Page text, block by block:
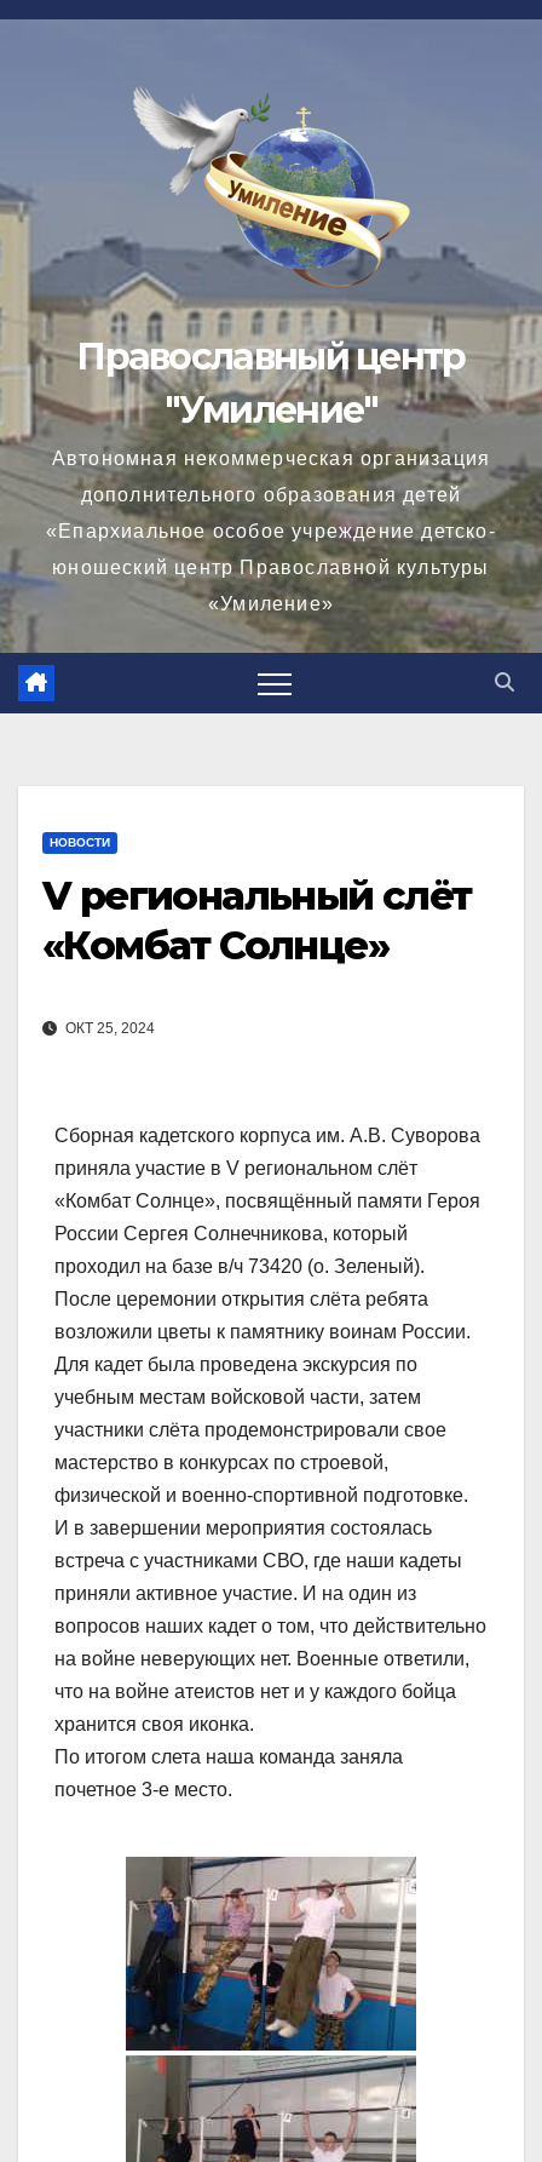
Перейти
Православный центр
"Умиление"
Автономная некоммерческая организация
дополнительного образования детей
«Епархиальное особое учреждение детско-
юношеский центр Православной культуры
«Умиление»
НОВОСТИ
V региональный слёт
«Комбат Солнце»
ОКТ 25, 2024
Сборная кадетского корпуса им. А.В. Суворова
приняла участие в V региональном слёт
«Комбат Солнце», посвящённый памяти Героя
России Сергея Солнечникова, который
проходил на базе в/ч 73420 (о. Зеленый).
После церемонии открытия слёта ребята
возложили цветы к памятнику воинам России.
Для кадет была проведена экскурсия по
учебным местам войсковой части, затем
участники слёта продемонстрировали свое
мастерство в конкурсах по строевой,
физической и военно-спортивной подготовке.
И в завершении мероприятия состоялась
встреча с участниками СВО, где наши кадеты
приняли активное участие. И на один из
вопросов наших кадет о том, что действительно
на войне неверующих нет. Военные ответили,
что на войне атеистов нет и у каждого бойца
хранится своя иконка.
По итогом слета наша команда заняла
почетное 3-е место.